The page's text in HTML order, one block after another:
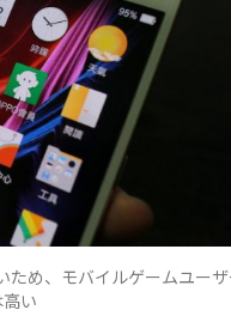
ため、モバイルゲームユー
い